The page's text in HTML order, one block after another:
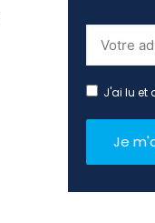
J'ai lu et